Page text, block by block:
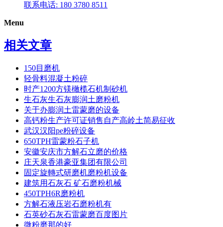
联系电话: 180 3780 8511
Menu
相关文章
150目磨机
轻骨料混凝土粉碎
时产1200方镁橄榄石机制砂机
生石灰生石灰膨润土磨粉机
关于办膨润土雷蒙磨的设备
高钙粉生产许可证销售自产高岭土简易征收
武汉汉阳pe粉碎设备
650TPH雷蒙粉石子机
安徽安庆市方解石立磨的价格
庄天泉香港豪亚集团有限公司
固定旋轉式研磨机磨粉机设备
建筑用石灰石 矿石磨粉机械
450TPH6R磨粉机
方解石液压岩石磨粉机有
石英砂石灰石雷蒙磨百度图片
微粉磨那的好